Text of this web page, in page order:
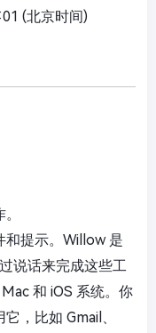
(北京时间)
和提示。Willow 是
说话来完成这些工
和 iOS 系统。你
，比如 Gmail、